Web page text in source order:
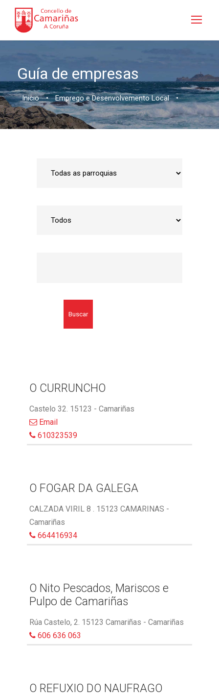
Guía de empresas
Inicio • Emprego e Desenvolvemento Local •
Buscar
O CURRUNCHO
Castelo 32. 15123 - Camariñas
Email
610323539
O FOGAR DA GALEGA
CALZADA VIRIL 8 . 15123 CAMARINAS -
Camariñas
664416934
O Nito Pescados, Mariscos e
Pulpo de Camariñas
Rúa Castelo, 2. 15123 Camariñas - Camariñas
606 636 063
O REFUXIO DO NAUFRAGO